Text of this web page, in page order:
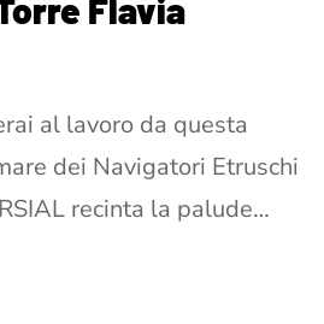
Flavia
al lavoro da questa
dei Navigatori Etruschi
recinta la palude…